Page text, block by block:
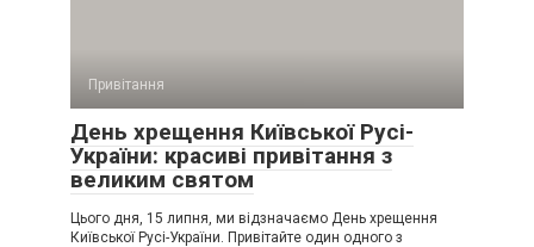
Привітання
День хрещення Київської Русі-
України: красиві привітання з
великим святом
Цього дня, 15 липня, ми відзначаємо День хрещення
Київської Русі-України. Привітайте один одного з